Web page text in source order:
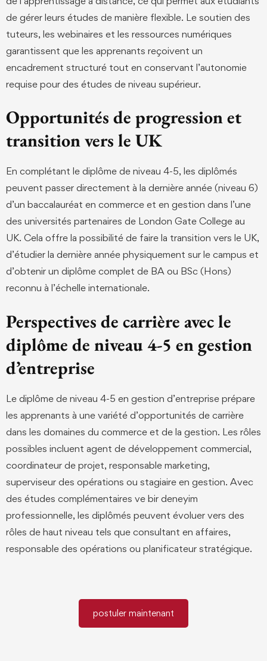
de gérer leurs études de manière flexible. Le soutien des
tuteurs, les webinaires et les ressources numériques
garantissent que les apprenants reçoivent un
encadrement structuré tout en conservant l’autonomie
requise pour des études de niveau supérieur.
Opportunités de progression et
transition vers le UK
En complétant le diplôme de niveau 4-5, les diplômés
peuvent passer directement à la dernière année (niveau 6)
d’un baccalauréat en commerce et en gestion dans l’une
des universités partenaires de London Gate College au
UK. Cela offre la possibilité de faire la transition vers le UK,
d’étudier la dernière année physiquement sur le campus et
d’obtenir un diplôme complet de BA ou BSc (Hons)
reconnu à l’échelle internationale.
Perspectives de carrière avec le
diplôme de niveau 4-5 en gestion
d’entreprise
Le diplôme de niveau 4-5 en gestion d’entreprise prépare
les apprenants à une variété d’opportunités de carrière
dans les domaines du commerce et de la gestion. Les rôles
possibles incluent agent de développement commercial,
coordinateur de projet, responsable marketing,
superviseur des opérations ou stagiaire en gestion. Avec
des études complémentaires ve bir deneyim
professionnelle, les diplômés peuvent évoluer vers des
rôles de haut niveau tels que consultant en affaires,
responsable des opérations ou planificateur stratégique.
postuler maintenant